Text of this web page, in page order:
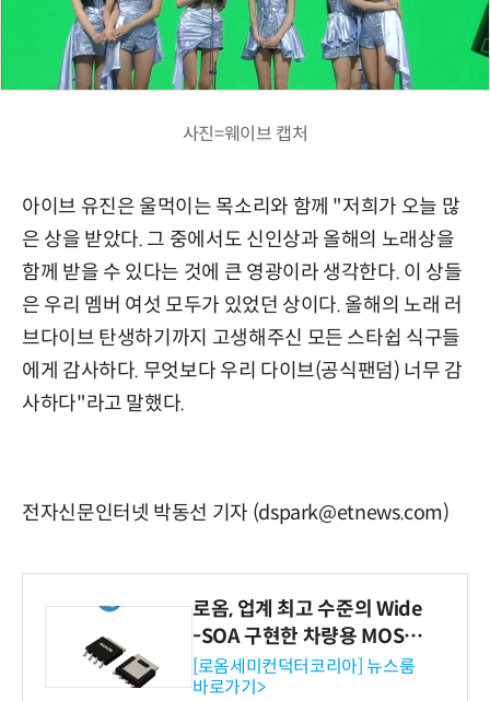
사진=웨이브 캡처
아이브 유진은 울먹이는 목소리와 함께 "저희가 오늘 많
은 상을 받았다. 그 중에서도 신인상과 올해의 노래상을
함께 받을 수 있다는 것에 큰 영광이라 생각한다. 이 상들
은 우리 멤버 여섯 모두가 있었던 상이다. 올해의 노래 러
브다이브 탄생하기까지 고생해주신 모든 스타쉽 식구들
에게 감사하다. 무엇보다 우리 다이브(공식팬덤) 너무 감
사하다"라고 말했다.
전자신문인터넷 박동선 기자 (dspark@etnews.com)
로옴, 업계 최고 수준의 Wide
-SOA 구현한 차량용 MOSF
ET 개발
[로옴세미컨덕터코리아] 뉴스룸
바로가기>